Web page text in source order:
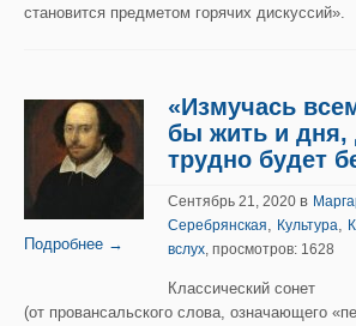
становится предметом горячих дискуссий».
Подробнее →
«Измучась
бы жить и дня,
трудно будет
Сентябрь 21, 2020 в
Серебрянская, Культура,
вслух, просмотров: 1628
Классический сонет
(от провансальского слова, означающего